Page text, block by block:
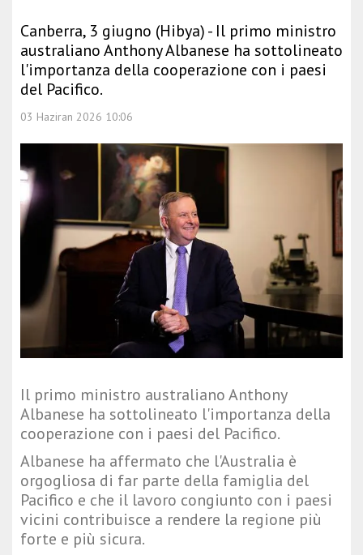
Canberra, 3 giugno (Hibya) - Il primo ministro
australiano Anthony Albanese ha sottolineato
l'importanza della cooperazione con i paesi
del Pacifico.
03 Haziran 2026 10:06
Il primo ministro australiano Anthony
Albanese ha sottolineato l'importanza della
cooperazione con i paesi del Pacifico.
Albanese ha affermato che l'Australia è
orgogliosa di far parte della famiglia del
Pacifico e che il lavoro congiunto con i paesi
vicini contribuisce a rendere la regione più
forte e più sicura.